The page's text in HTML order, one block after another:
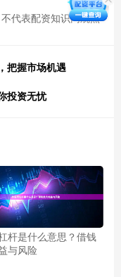
代表配资知识网观点
把握市场机遇
投资无忧
杆是什么意思？借钱
与风险